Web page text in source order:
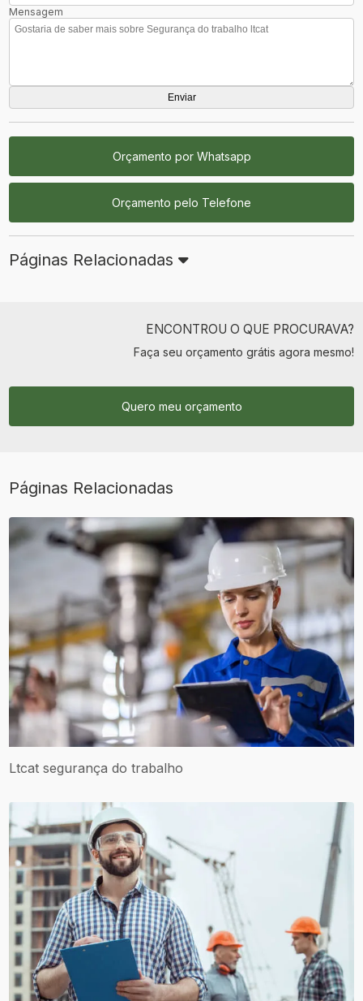
Mensagem
Orçamento por Whatsapp
Orçamento pelo Telefone
Páginas Relacionadas
ENCONTROU O QUE PROCURAVA?
Faça seu orçamento grátis agora mesmo!
Quero meu orçamento
Páginas Relacionadas
Ltcat segurança do trabalho